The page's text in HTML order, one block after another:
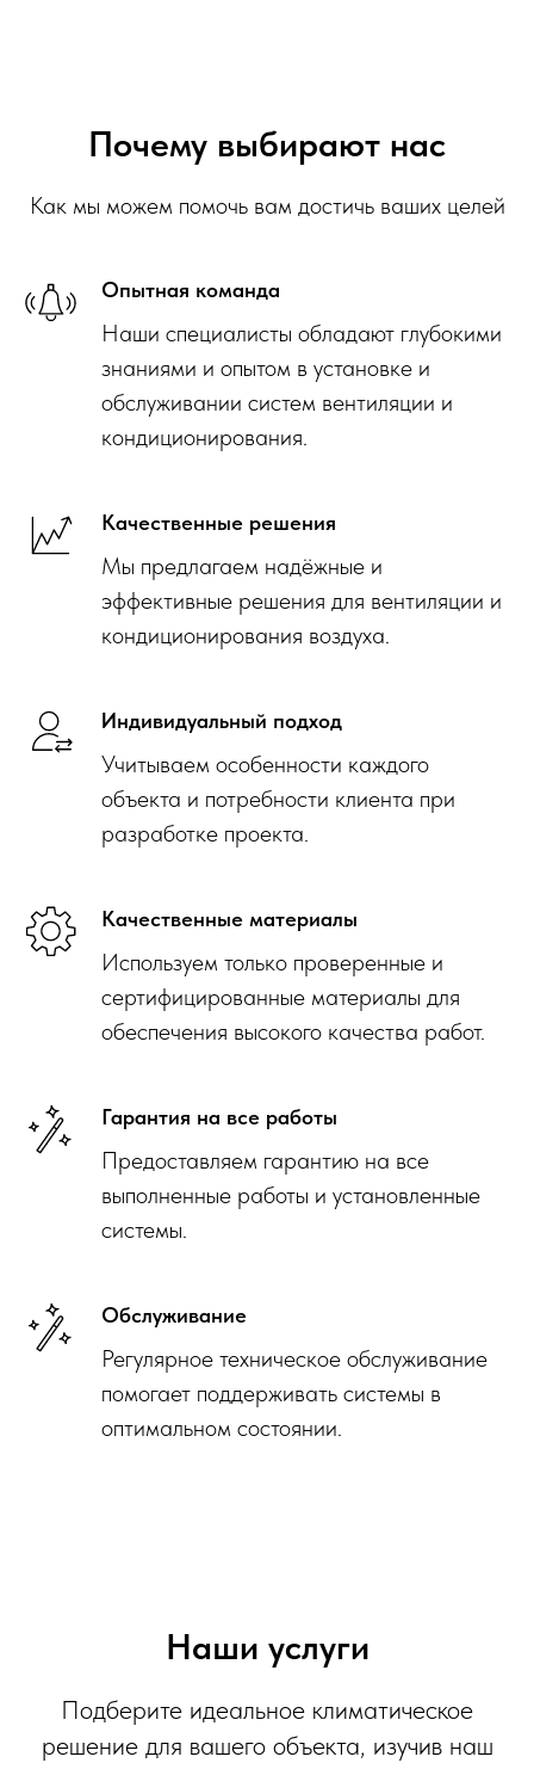
Почему выбирают нас
Как мы можем помочь вам достичь ваших целей
Опытная команда
Наши специалисты обладают глубокими
знаниями и опытом в установке и
обслуживании систем вентиляции и
кондиционирования.
Качественные решения
Мы предлагаем надёжные и
эффективные решения для вентиляции и
кондиционирования воздуха.
Индивидуальный подход
Учитываем особенности каждого
объекта и потребности клиента при
разработке проекта.
Качественные материалы
Используем только проверенные и
сертифицированные материалы для
обеспечения высокого качества работ.
Гарантия на все работы
Предоставляем гарантию на все
выполненные работы и установленные
системы.
Обслуживание
Регулярное техническое обслуживание
помогает поддерживать системы в
оптимальном состоянии.
Наши услуги
Подберите идеальное климатическое
решение для вашего объекта, изучив наш